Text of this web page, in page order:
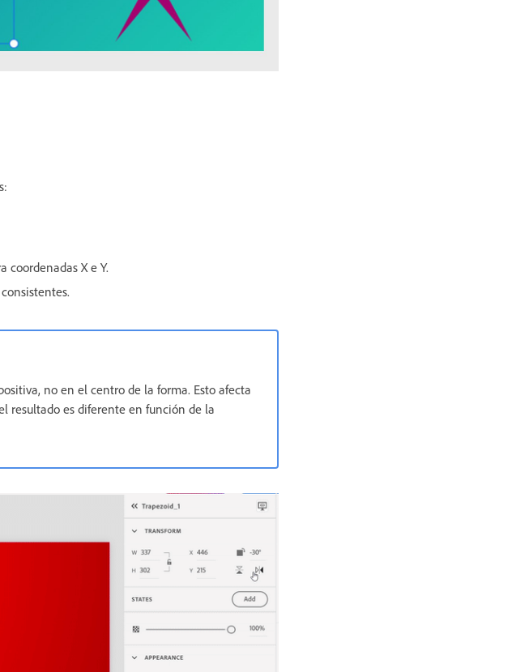
coordenadas X e Y.
no en el centro de la forma. Esto afecta
resultado es diferente en función de la